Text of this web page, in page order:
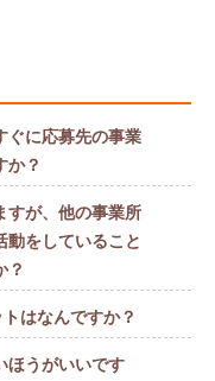
ぐに応募先の事業
か？
すが、他の事業所
動をしていること
？
はなんですか？
ほうがいいです